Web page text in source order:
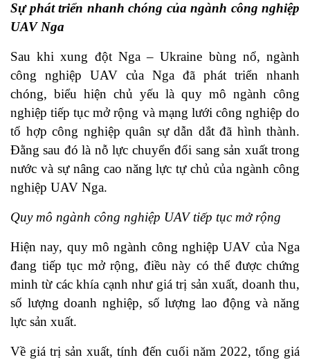
Sự phát triển nhanh chóng của ngành công nghiệp
UAV Nga
Sau khi xung đột Nga – Ukraine bùng nổ, ngành
công nghiệp UAV của Nga đã phát triển nhanh
chóng, biểu hiện chủ yếu là quy mô ngành công
nghiệp tiếp tục mở rộng và mạng lưới công nghiệp do
tổ hợp công nghiệp quân sự dẫn dắt đã hình thành.
Đằng sau đó là nỗ lực chuyển đổi sang sản xuất trong
nước và sự nâng cao năng lực tự chủ của ngành công
nghiệp UAV Nga.
Quy mô ngành công nghiệp UAV tiếp tục mở rộng
Hiện nay, quy mô ngành công nghiệp UAV của Nga
đang tiếp tục mở rộng, điều này có thể được chứng
minh từ các khía cạnh như giá trị sản xuất, doanh thu,
số lượng doanh nghiệp, số lượng lao động và năng
lực sản xuất.
Về giá trị sản xuất, tính đến cuối năm 2022, tổng giá